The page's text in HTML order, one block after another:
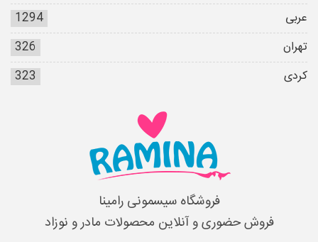
عربی
1294
تهران
326
کردی
323
فروشگاه سیسمونی رامینا
فروش حضوری و آنلاین محصولات مادر و نوزاد